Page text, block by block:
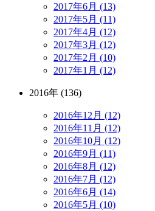
2017年6月 (13)
2017年5月 (11)
2017年4月 (12)
2017年3月 (12)
2017年2月 (10)
2017年1月 (12)
2016年 (136)
2016年12月 (12)
2016年11月 (12)
2016年10月 (12)
2016年9月 (11)
2016年8月 (12)
2016年7月 (12)
2016年6月 (14)
2016年5月 (10)